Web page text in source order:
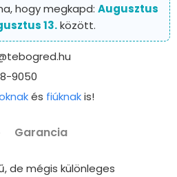
hogy megkapd: Augusztus
13.között.
9050
és fiúknakis!
Garancia
de mégis különleges